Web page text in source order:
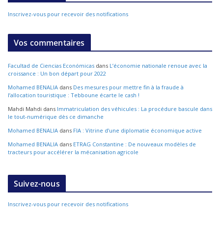
Inscrivez-vous pour recevoir des notifications
Vos commentaires
Facultad de Ciencias Económicas dans L’économie nationale renoue avec la
croissance : Un bon départ pour 2022
Mohamed BENALIA dans Des mesures pour mettre fin à la fraude à
l’allocation touristique : Tebboune écarte le cash !
Mahdi Mahdi dans Immatriculation des véhicules : La procédure bascule dans
le tout-numérique dès ce dimanche
Mohamed BENALIA dans FIA : Vitrine d’une diplomatie économique active
Mohamed BENALIA dans ETRAG Constantine : De nouveaux modèles de
tracteurs pour accélérer la mécanisation agricole
Suivez-nous
Inscrivez-vous pour recevoir des notifications